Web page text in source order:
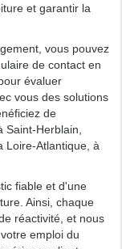
et garantir la
vous pouvez
de contact en
évaluer
vous des solutions
de
Herblain,
Loire-Atlantique, à
fiable et d'une
Ainsi, chaque
réactivité, et nous
emploi du